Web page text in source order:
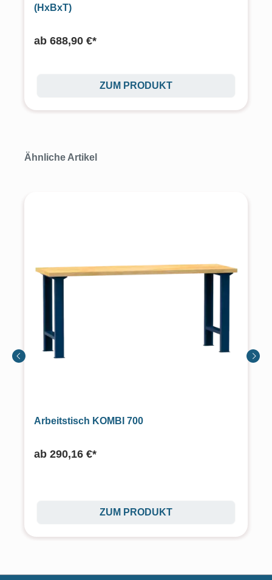
(HxBxT)
ab 688,90 €*
ZUM PRODUKT
Produktgalerie überspringen
Ähnliche Artikel
Arbeitstisch KOMBI 700
ab 290,16 €*
ZUM PRODUKT